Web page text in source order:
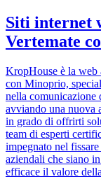
Siti internet
Vertemate
KropHouse è la web
con Minoprio,
nella comunicazione
avviando una nuova
in grado di offrirti
team di esperti
impegnato nel
aziendali che siano
efficace il valore